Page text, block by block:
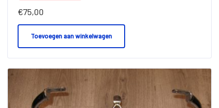
€75,00
Toevoegen aan winkelwagen